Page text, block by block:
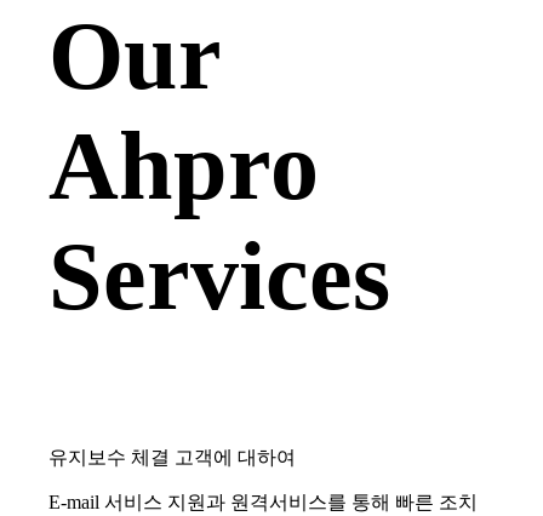
Our
Ahpro
Services
유지보수 체결 고객에 대하여
E-mail 서비스 지원과 원격서비스를 통해 빠른 조치